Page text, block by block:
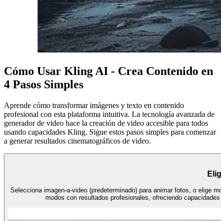
Cómo Usar Kling AI - Crea Contenido en
4 Pasos Simples
Aprende cómo transformar imágenes y texto en contenido
profesional con esta plataforma intuitiva. La tecnología avanzada de
generador de video hace la creación de video accesible para todos
usando capacidades Kling. Sigue estos pasos simples para comenzar
a generar resultados cinematográficos de video.
Selecciona imagen-a-video (predeterminado) para animar fotos, o elige
modos con resultados profesionales, ofreciendo